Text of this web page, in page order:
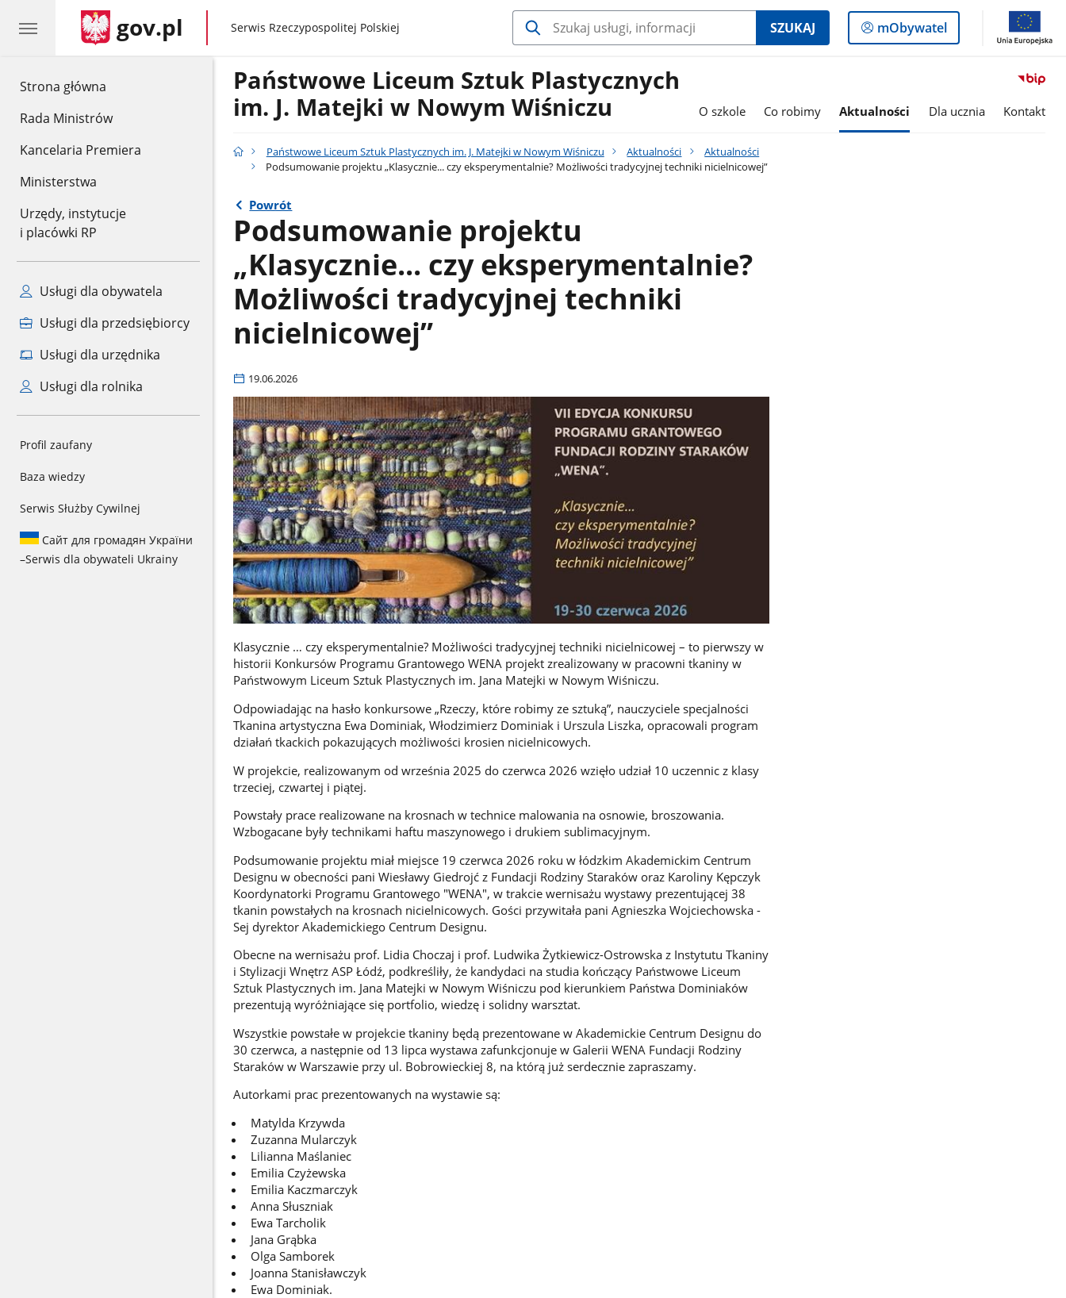
Strona główna
Rada Ministrów
Kancelaria Premiera
Ministerstwa
Urzędy, instytucje
i placówki RP
Usługi dla obywatela
Usługi dla przedsiębiorcy
Usługi dla urzędnika
Usługi dla rolnika
Profil zaufany
Baza wiedzy
Serwis Służby Cywilnej
Сайт для громадян України
–Serwis dla obywateli Ukrainy
gov.pl gov.pl
Serwis Rzeczypospolitej Polskiej SZUKAJ
Logowanie
do
mObywatel
Państwowe Liceum Sztuk Plastycznych
im. J. Matejki w Nowym Wiśniczu
O szkole Co robimy Aktualności Dla ucznia Kontakt
Państwowe Liceum Sztuk Plastycznych im. J. Matejki w Nowym Wiśniczu Aktualności
Aktualności
Podsumowanie projektu „Klasycznie... czy eksperymentalnie? Możliwości tradycyjnej techniki nicielnicowej”
Powrót
Podsumowanie projektu
„Klasycznie... czy eksperymentalnie?
Możliwości tradycyjnej techniki
nicielnicowej”
19.06.2026
Klasycznie … czy eksperymentalnie? Możliwości tradycyjnej techniki nicielnicowej – to pierwszy w
historii Konkursów Programu Grantowego WENA projekt zrealizowany w pracowni tkaniny w
Państwowym Liceum Sztuk Plastycznych im. Jana Matejki w Nowym Wiśniczu.
Odpowiadając na hasło konkursowe „Rzeczy, które robimy ze sztuką”, nauczyciele specjalności
Tkanina artystyczna Ewa Dominiak, Włodzimierz Dominiak i Urszula Liszka, opracowali program
działań tkackich pokazujących możliwości krosien nicielnicowych.
W projekcie, realizowanym od września 2025 do czerwca 2026 wzięło udział 10 uczennic z klasy
trzeciej, czwartej i piątej.
Powstały prace realizowane na krosnach w technice malowania na osnowie, broszowania.
Wzbogacane były technikami haftu maszynowego i drukiem sublimacyjnym.
Podsumowanie projektu miał miejsce 19 czerwca 2026 roku w łódzkim Akademickim Centrum
Designu w obecności pani Wiesławy Giedrojć z Fundacji Rodziny Staraków oraz Karoliny Kępczyk
Koordynatorki Programu Grantowego "WENA", w trakcie wernisażu wystawy prezentującej 38
tkanin powstałych na krosnach nicielnicowych. Gości przywitała pani Agnieszka Wojciechowska -
Sej dyrektor Akademickiego Centrum Designu.
Obecne na wernisażu prof. Lidia Choczaj i prof. Ludwika Żytkiewicz-Ostrowska z Instytutu Tkaniny
i Stylizacji Wnętrz ASP Łódź, podkreśliły, że kandydaci na studia kończący Państwowe Liceum
Sztuk Plastycznych im. Jana Matejki w Nowym Wiśniczu pod kierunkiem Państwa Dominiaków
prezentują wyróżniające się portfolio, wiedzę i solidny warsztat.
Wszystkie powstałe w projekcie tkaniny będą prezentowane w Akademickie Centrum Designu do
30 czerwca, a następnie od 13 lipca wystawa zafunkcjonuje w Galerii WENA Fundacji Rodziny
Staraków w Warszawie przy ul. Bobrowieckiej 8, na którą już serdecznie zapraszamy.
Autorkami prac prezentowanych na wystawie są:
Matylda Krzywda
Zuzanna Mularczyk
Lilianna Maślaniec
Emilia Czyżewska
Emilia Kaczmarczyk
Anna Słuszniak
Ewa Tarcholik
Jana Grąbka
Olga Samborek
Joanna Stanisławczyk
Ewa Dominiak.